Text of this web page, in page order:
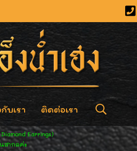
บเรา ติดต่อเรา
Earrings)
สากลค่ะ